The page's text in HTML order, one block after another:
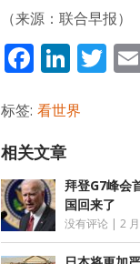
（来源：联合早报）
标签: 看世界
拜登G7峰会
国回来了
没有评论 | 2